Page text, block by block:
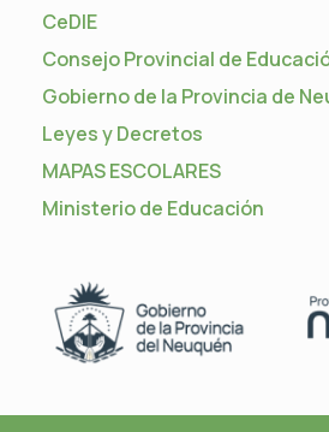
CeDIE
Consejo Provincial de
Gobierno de la Provincia de
Leyes y Decretos
MAPAS ESCOLARES
Ministerio de Educación